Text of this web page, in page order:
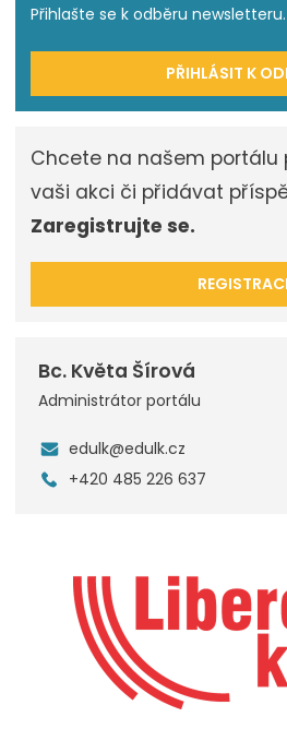
Přihlašte se k odběru newsletteru.
PŘIHLÁSIT K
Chcete na našem portálu
vaši akci či přidávat
Zaregistrujte se.
Bc. Květa Šírová
Administrátor portálu
edulk@edulk.cz
+420 485 226 637